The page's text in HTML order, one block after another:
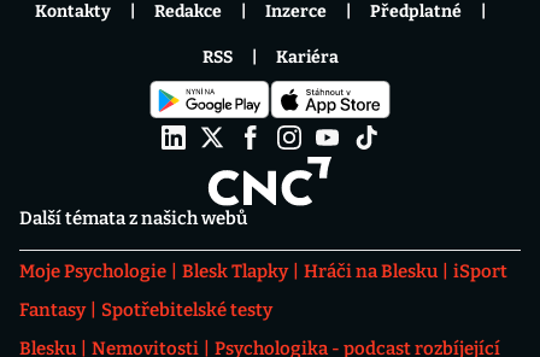
Další témata z našich webů
Moje Psychologie Blesk Tlapky Hráči na Blesku
iSport
Fantasy
Spotřebitelské testy
Blesku
Nemovitosti
Psychologika - podcast rozbíjející
Kontakty Redakce Inzerce Předplatné
RSS Kariéra